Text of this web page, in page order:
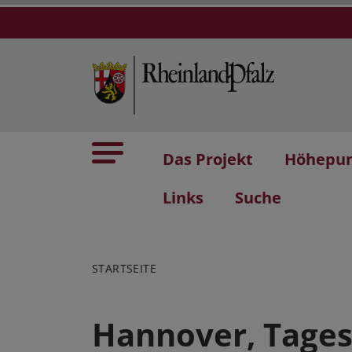
Das Projekt
Links
Suche
STARTSEITE
Hannover,